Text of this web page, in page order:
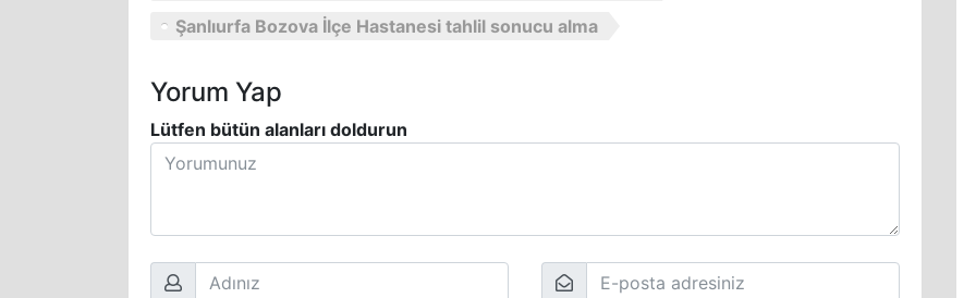
Şanlıurfa Bozova İlçe Hastanesi tahlil sonucu alma
Yorum Yap
Lütfen bütün alanları doldurun